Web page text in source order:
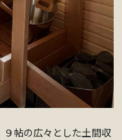
帖の広々とした土間収